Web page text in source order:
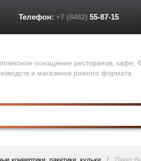
Телефон: +7 (8482) 55-87-15
оснащение ресторанов, кафе,
и магазинов разного формата